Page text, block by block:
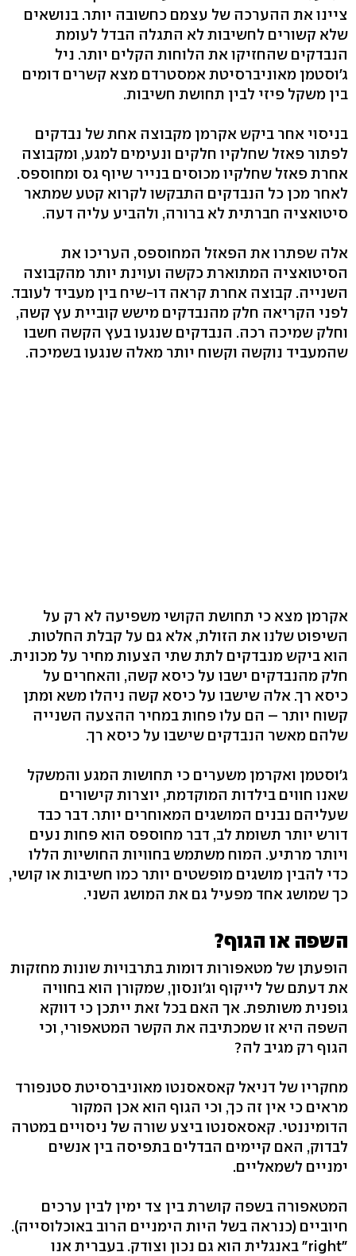
ציינו את ההערכה של עצמם כחשובה יותר. בנושאים
שלא קשורים לחשיבות לא התגלה הבדל לעומת
הנבדקים שהחזיקו את הלוחות הקלים יותר. ניל
ג'וסטמן מאוניברסיטת אמסטרדם מצא קשרים דומים
בין משקל פיזי לבין תחושת חשיבות.
בניסוי אחר ביקש אקרמן מקבוצה אחת של נבדקים
לפתור פאזל שחלקיו חלקים ונעימים למגע, ומקבוצה
אחרת פאזל שחלקיו מכוסים בנייר שיוף גס ומחוספס.
לאחר מכן כל הנבדקים התבקשו לקרוא קטע שמתאר
סיטואציה חברתית לא ברורה, ולהביע עליה דעה.
אלה שפתרו את הפאזל המחוספס, העריכו את
הסיטואציה המתוארת כקשה ועוינת יותר מהקבוצה
השנייה. קבוצה אחרת קראה דו-שיח בין מעביד לעובד.
לפני הקריאה חלק מהנבדקים מישש קוביית עץ קשה,
וחלק שמיכה רכה. הנבדקים שנגעו בעץ הקשה חשבו
שהמעביד נוקשה וקשוח יותר מאלה שנגעו בשמיכה.
אקרמן מצא כי תחושת הקושי משפיעה לא רק על
השיפוט שלנו את הזולת, אלא גם על קבלת החלטות.
הוא ביקש מנבדקים לתת שתי הצעות מחיר על מכונית.
חלק מהנבדקים ישבו על כיסא קשה, והאחרים על
כיסא רך. אלה שישבו על כיסא קשה ניהלו משא ומתן
קשוח יותר – הם עלו פחות במחיר ההצעה השנייה
שלהם מאשר הנבדקים שישבו על כיסא רך.
ג'וסטמן ואקרמן משערים כי תחושות המגע והמשקל
שאנו חווים בילדות המוקדמת, יוצרות קישורים
שעליהם נבנים המושגים המאוחרים יותר. דבר כבד
דורש יותר תשומת לב, דבר מחוספס הוא פחות נעים
ויותר מרתיע. המוח משתמש בחוויות החושיות הללו
כדי להבין מושגים מופשטים יותר כמו חשיבות או קושי,
כך שמושג אחד מפעיל גם את המושג השני.
השפה או הגוף?
הופעתן של מטאפורות דומות בתרבויות שונות מחזקות
את דעתם של לייקוף וג'ונסון, שמקורן הוא בחוויה
גופנית משותפת. אך האם בכל זאת ייתכן כי דווקא
השפה היא זו שמכתיבה את הקשר המטאפורי, וכי
הגוף רק מגיב לה?
מחקריו של דניאל קאסאסנטו מאוניברסיטת סטנפורד
מראים כי אין זה כך, וכי הגוף הוא אכן המקור
הדומיננטי. קאסאסנטו ביצע שורה של ניסויים במטרה
לבדוק, האם קיימים הבדלים בתפיסה בין אנשים
ימניים לשמאליים.
המטאפורה בשפה קושרת בין צד ימין לבין ערכים
חיוביים (כנראה בשל היות הימניים הרוב באוכלוסייה).
"right" באנגלית הוא גם נכון וצודק. בעברית אנו